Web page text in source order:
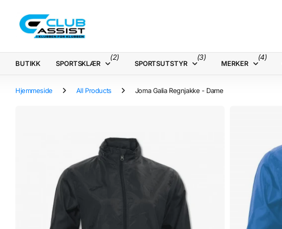
BUTIKK SPORTSKLÆR
(2)
SPORTSUTSTYR
(3)
MERKER
(4)
Hjemmeside All Products Joma Galia Regnjakke - Dame